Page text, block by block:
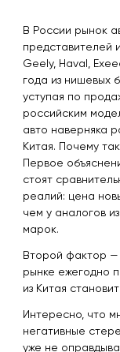
В России рынок
представителей
Geely, Haval,
года из нишевых
уступая по
российским
авто наверняка
Китая. Почему
Первое
стоят
реалий: цена
чем у аналогов
марок.
Второй фактор —
рынке ежегодно
из Китая
Интересно, что
негативные
уже не